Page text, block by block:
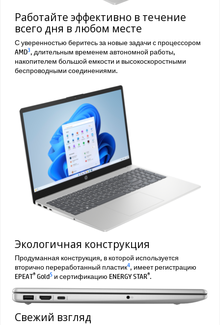
Работайте эффективно в течение
всего дня в любом месте
С уверенностью беритесь за новые задачи с процессором
AMD3, длительным временем автономной работы,
накопителем большой емкости и высокоскоростными
беспроводными соединениями.
Экологичная конструкция
Продуманная конструкция, в которой используется
вторично переработанный пластик4, имеет регистрацию
EPEAT®Gold5 и сертификацию ENERGY STAR®.
Свежий взгляд